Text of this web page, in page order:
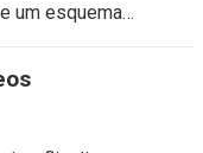
um esquema…